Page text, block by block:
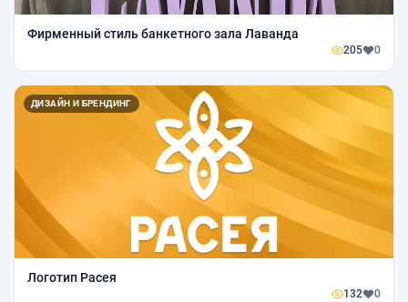
Фирменный стиль банкетного зала Лаванда
205 0
ДИЗАЙН И БРЕНДИНГ
Логотип Расея
132 0